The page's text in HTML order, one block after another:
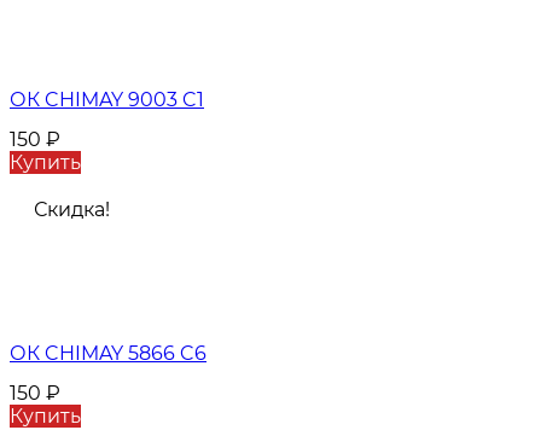
ОК CHIMAY 9003 C1
150 ₽
Купить
Скидка!
ОК CHIMAY 5866 C6
150 ₽
Купить